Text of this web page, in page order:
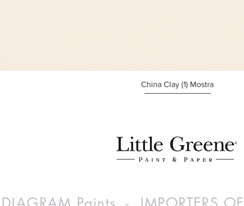
Afișare rapidă
China Clay (1) Mostra